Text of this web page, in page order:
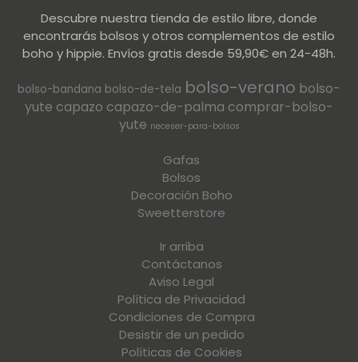
Descubre nuestra tienda de estilo libre, donde
encontrarás bolsos y otros complementos de estilo
boho y hippie. Envíos gratis desde 59,90€ en 24-48h.
bolso-bandana bolso-de-tela bolso-verano bolso-
yute capazo capazo-de-palma comprar-bolso-
yute neceser-para-bolsos
Gafas
Bolsos
Decoración Boho
Sweetterstore
Ir arriba
Contáctanos
Aviso Legal
Política de Privacidad
Condiciones de Compra
Desistir de un pedido
Políticas de Cookies